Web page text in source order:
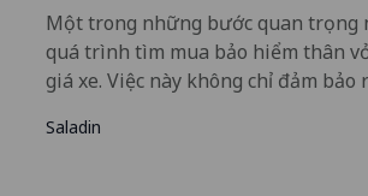
Một trong những bước quan trọng
quá trình tìm mua bảo hiểm thân
giá xe. Việc này không chỉ đảm bảo
Saladin